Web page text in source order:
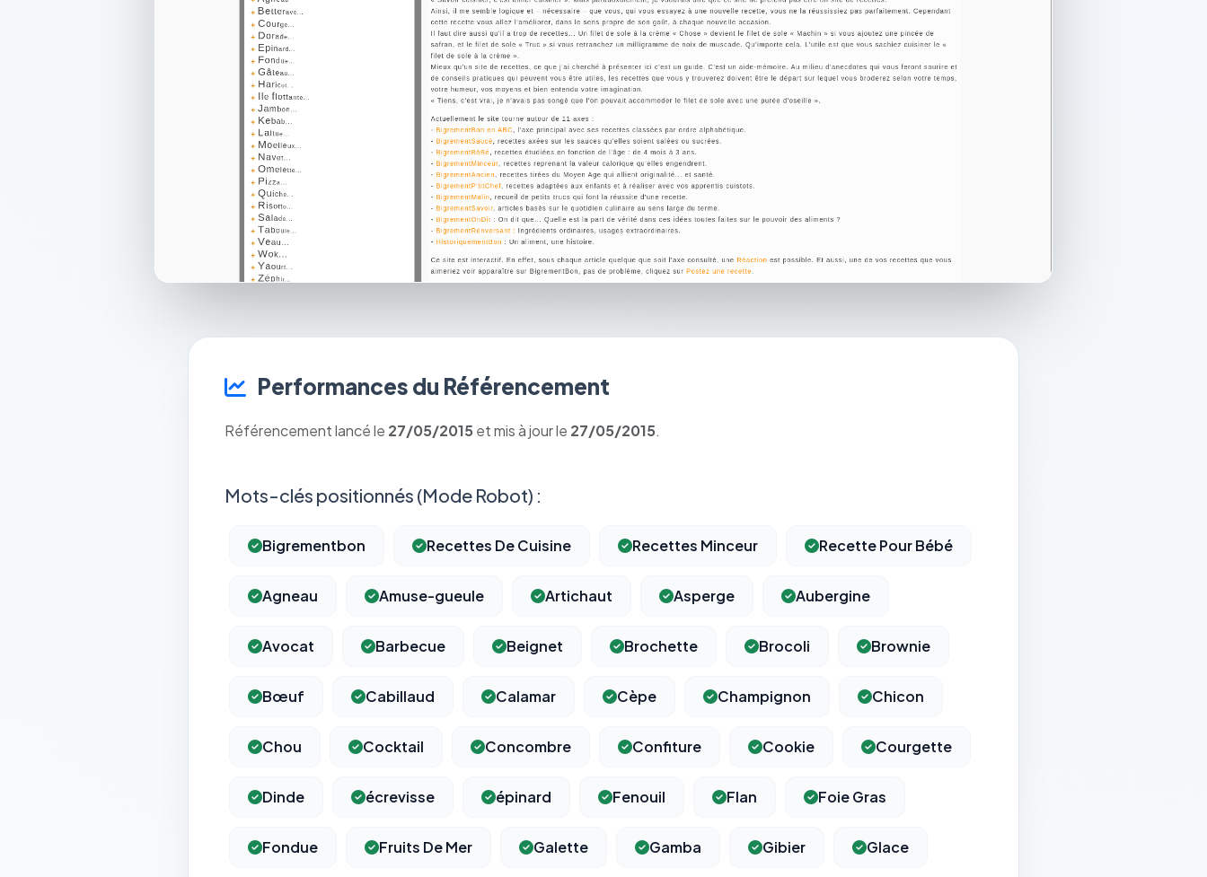
Performances du Référencement
Référencement lancé le 27/05/2015 et mis à jour le 27/05/2015.
Mots-clés positionnés (Mode Robot) :
Bigrementbon Recettes De Cuisine Recettes Minceur Recette Pour Bébé
Agneau Amuse-gueule Artichaut Asperge Aubergine
Avocat Barbecue Beignet Brochette Brocoli Brownie
Bœuf Cabillaud Calamar Cèpe Champignon Chicon
Chou Cocktail Concombre Confiture Cookie Courgette
Dinde écrevisse épinard Fenouil Flan Foie Gras
Fondue Fruits De Mer Galette Gamba Gibier Glace